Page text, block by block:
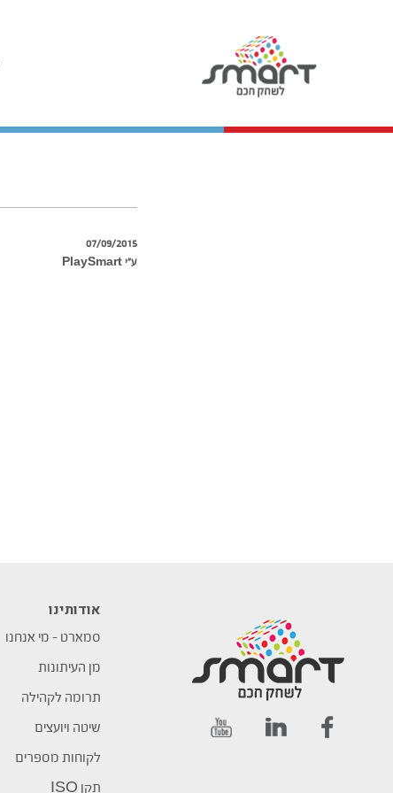
07/09/2015
ע״י PlaySmart
אודותינו
סמארט – מי אנחנו
מן העיתונות
תרומה לקהילה
שיטה ויועצים
לקוחות מספרים
תקן ISO